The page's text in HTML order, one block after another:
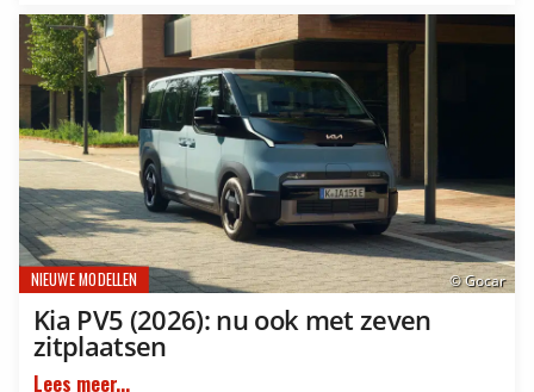
© Gocar
NIEUWE MODELLEN
Kia PV5 (2026): nu ook met zeven
zitplaatsen
Lees meer...